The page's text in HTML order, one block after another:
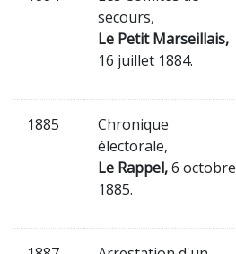
secours,
Le Petit Marseillais,
16 juillet 1884.
1885
Chronique
électorale,
Le Rappel,6 octobre
1885.